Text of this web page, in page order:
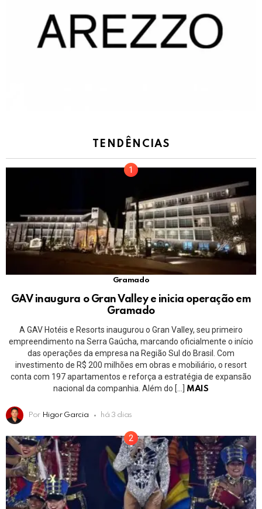
TENDÊNCIAS
Gramado
GAV inaugura o Gran Valley e inicia operação em
Gramado
A GAV Hotéis e Resorts inaugurou o Gran Valley, seu primeiro
empreendimento na Serra Gaúcha, marcando oficialmente o início
das operações da empresa na Região Sul do Brasil. Com
investimento de R$ 200 milhões em obras e mobiliário, o resort
conta com 197 apartamentos e reforça a estratégia de expansão
nacional da companhia. Além do […]
MAIS
Por Higor Garcia há 3 dias